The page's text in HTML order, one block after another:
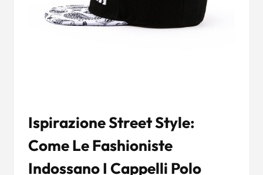
Ispirazione Street Style:
Come Le Fashioniste
Indossano I Cappelli Polo